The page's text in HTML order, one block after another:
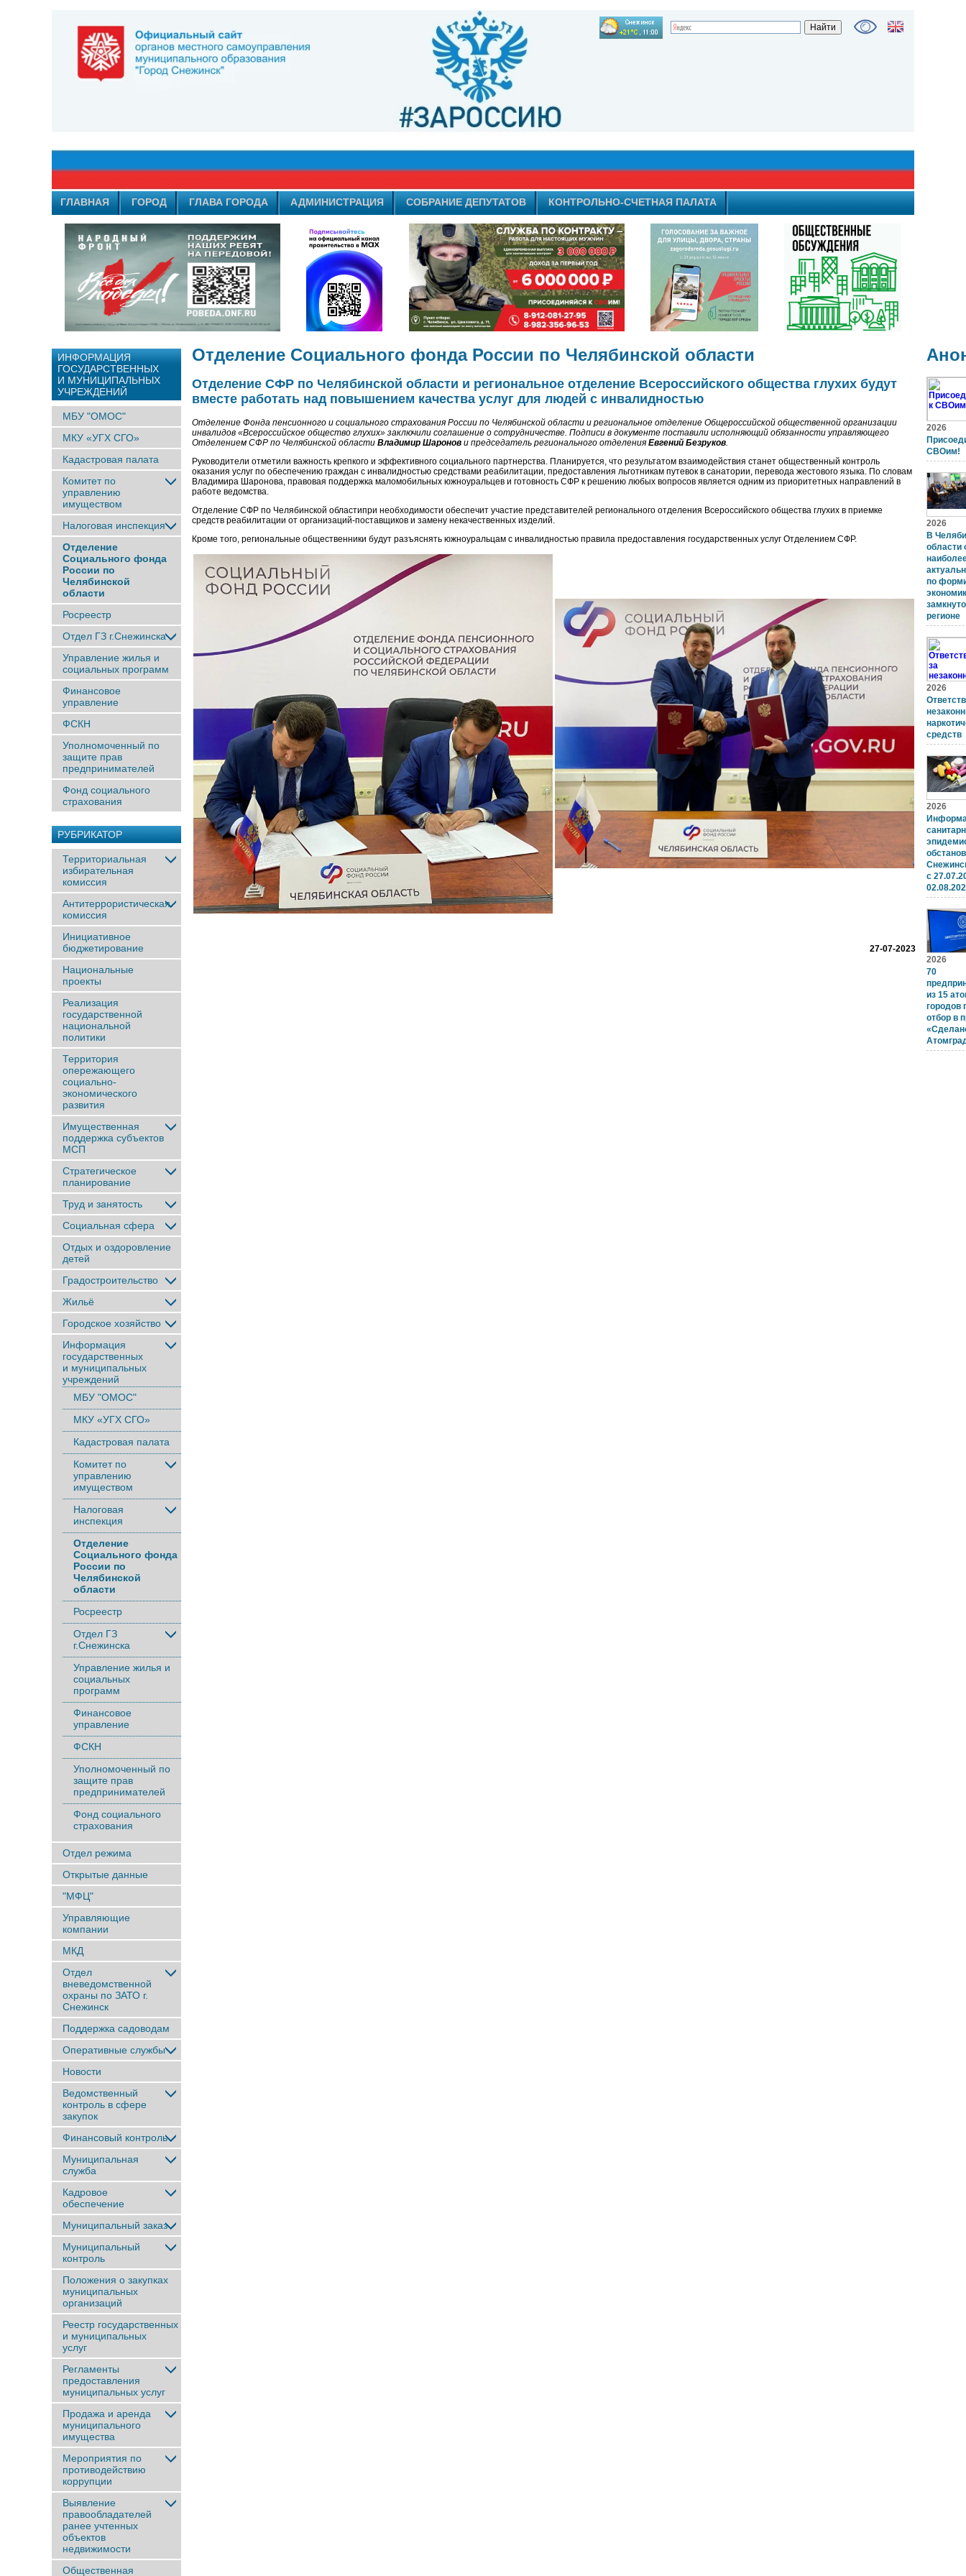
ГЛАВНАЯ ГОРОД ГЛАВА ГОРОДА АДМИНИСТРАЦИЯ СОБРАНИЕ ДЕПУТАТОВ КОНТРОЛЬНО-СЧЕТНАЯ ПАЛАТА
ИНФОРМАЦИЯ
ГОСУДАРСТВЕННЫХ
И МУНИЦИПАЛЬНЫХ
УЧРЕЖДЕНИЙ
МБУ "ОМОС"
МКУ «УГХ СГО»
Кадастровая палата
Комитет по
управлению
имуществом
Налоговая инспекция
Отделение
Социального фонда
России по
Челябинской
области
Росреестр
Отдел ГЗ г.Снежинска
Управление жилья и
социальных программ
Финансовое
управление
ФСКН
Уполномоченный по
защите прав
предпринимателей
Фонд социального
страхования
РУБРИКАТОР
Территориальная
избирательная
комиссия
Антитеррористическая
комиссия
Инициативное
бюджетирование
Национальные
проекты
Реализация
государственной
национальной
политики
Территория
опережающего
социально-
экономического
развития
Имущественная
поддержка субъектов
МСП
Стратегическое
планирование
Труд и занятость
Социальная сфера
Отдых и оздоровление
детей
Градостроительство
Жильё
Городское хозяйство
Информация
государственных
и муниципальных
учреждений
МБУ "ОМОС"
МКУ «УГХ СГО»
Кадастровая палата
Комитет по
управлению
имуществом
Налоговая
инспекция
Отделение
Социального фонда
России по
Челябинской
области
Росреестр
Отдел ГЗ
г.Снежинска
Управление жилья и
социальных
программ
Финансовое
управление
ФСКН
Уполномоченный по
защите прав
предпринимателей
Фонд социального
страхования
Отдел режима
Открытые данные
"МФЦ"
Управляющие
компании
МКД
Отдел
вневедомственной
охраны по ЗАТО г.
Снежинск
Поддержка садоводам
Оперативные службы
Новости
Ведомственный
контроль в сфере
закупок
Финансовый контроль
Муниципальная
служба
Кадровое
обеспечение
Муниципальный заказ
Муниципальный
контроль
Положения о закупках
муниципальных
организаций
Реестр государственных
и муниципальных
услуг
Регламенты
предоставления
муниципальных услуг
Продажа и аренда
муниципального
имущества
Мероприятия по
противодействию
коррупции
Выявление
правообладателей
ранее учтенныx
объектов
недвижимости
Общественная
Отделение Социального фонда России по Челябинской области
Отделение СФР по Челябинской области и региональное отделение Всероссийского общества глухих будут
вместе работать над повышением качества услуг для людей с инвалидностью
Отделение Фонда пенсионного и социального страхования России по Челябинской области и региональное отделение Общероссийской общественной организации
инвалидов «Всероссийское общество глухих» заключили соглашение о сотрудничестве. Подписи в документе поставили исполняющий обязанности управляющего
Отделением СФР по Челябинской области Владимир Шаронов и председатель регионального отделения Евгений Безруков.
Руководители отметили важность крепкого и эффективного социального партнерства. Планируется, что результатом взаимодействия станет общественный контроль
оказания услуг по обеспечению граждан с инвалидностью средствами реабилитации, предоставления льготникам путевок в санатории, перевода жестового языка. По словам
Владимира Шаронова, правовая поддержка маломобильных южноуральцев и готовность СФР к решению любых вопросов является одним из приоритетных направлений в
работе ведомства.
Отделение СФР по Челябинской областипри необходимости обеспечит участие представителей регионального отделения Всероссийского общества глухих в приемке
средств реабилитации от организаций-поставщиков и замену некачественных изделий.
Кроме того, региональные общественники будут разъяснять южноуральцам с инвалидностью правила предоставления государственных услуг Отделением СФР.
27-07-2023
2026
СВОим!
2026
В
области
по
регионе
2026
средств
2026
с
2026
70
из 15
городов
отбор в